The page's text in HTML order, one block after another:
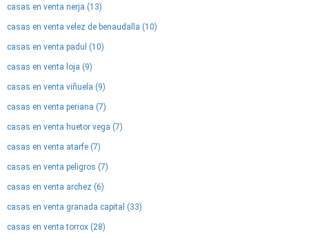
casas en venta nerja (13)
casas en venta velez de benaudalla (10)
casas en venta padul (10)
casas en venta loja (9)
casas en venta viñuela (9)
casas en venta periana (7)
casas en venta huetor vega (7)
casas en venta atarfe (7)
casas en venta peligros (7)
casas en venta archez (6)
casas en venta granada capital (33)
casas en venta torrox (28)